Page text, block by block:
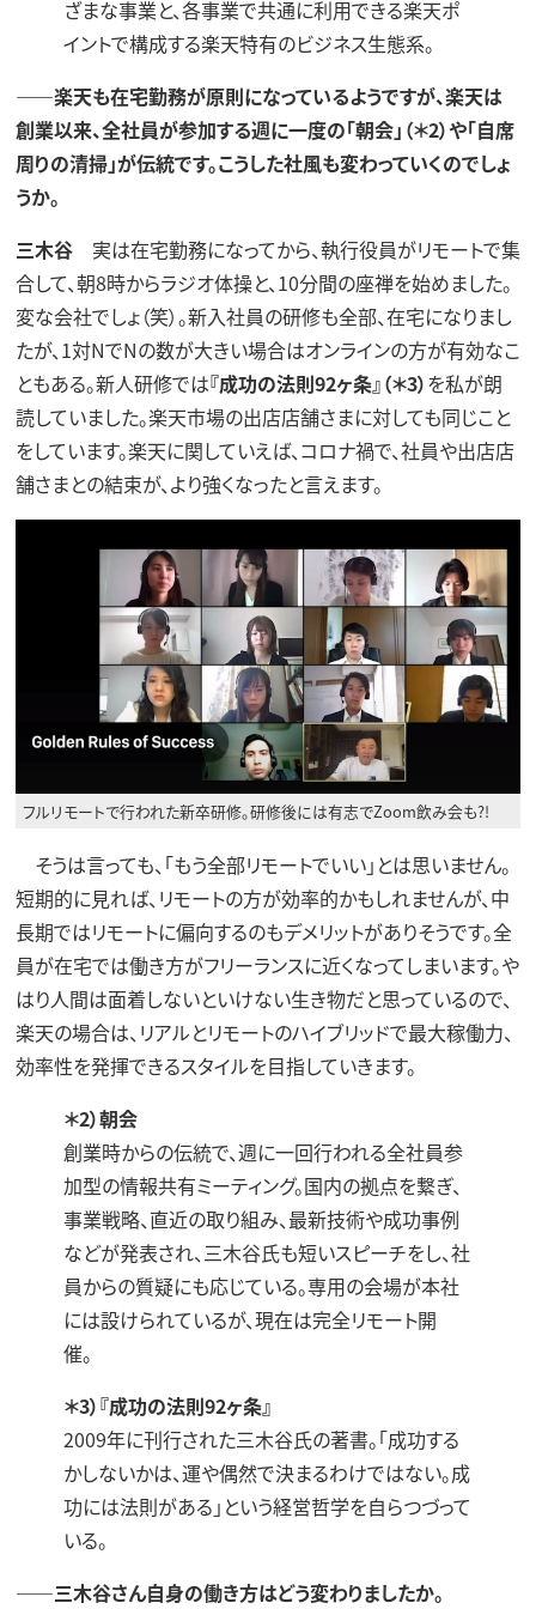
ざまな事業と、各事業で共通に利用できる楽天ポ
イントで構成する楽天特有のビジネス生態系。
——楽天も在宅勤務が原則になっているようですが、楽天は
創業以来、全社員が参加する週に一度の「朝会」（＊2）や「自席
周りの清掃」が伝統です。こうした社風も変わっていくのでしょ
うか。
三木谷 実は在宅勤務になってから、執行役員がリモートで集
合して、朝8時からラジオ体操と、10分間の座禅を始めました。
変な会社でしょ（笑）。新入社員の研修も全部、在宅になりまし
たが、1対NでNの数が大きい場合はオンラインの方が有効なこ
ともある。新人研修では『成功の法則92ヶ条』（＊3）を私が朗
読していました。楽天市場の出店店舗さまに対しても同じこと
をしています。楽天に関していえば、コロナ禍で、社員や出店店
舗さまとの結束が、より強くなったと言えます。
フルリモートで行われた新卒研修。研修後には有志でZoom飲み会も?!
そうは言っても、「もう全部リモートでいい」とは思いません。
短期的に見れば、リモートの方が効率的かもしれませんが、中
長期ではリモートに偏向するのもデメリットがありそうです。全
員が在宅では働き方がフリーランスに近くなってしまいます。や
はり人間は面着しないといけない生き物だと思っているので、
楽天の場合は、リアルとリモートのハイブリッドで最大稼働力、
効率性を発揮できるスタイルを目指していきます。
＊2）朝会
創業時からの伝統で、週に一回行われる全社員参
加型の情報共有ミーティング。国内の拠点を繋ぎ、
事業戦略、直近の取り組み、最新技術や成功事例
などが発表され、三木谷氏も短いスピーチをし、社
員からの質疑にも応じている。専用の会場が本社
には設けられているが、現在は完全リモート開
催。
＊3）『成功の法則92ヶ条』
2009年に刊行された三木谷氏の著書。「成功する
かしないかは、運や偶然で決まるわけではない。成
功には法則がある」という経営哲学を自らつづって
いる。
——三木谷さん自身の働き方はどう変わりましたか。